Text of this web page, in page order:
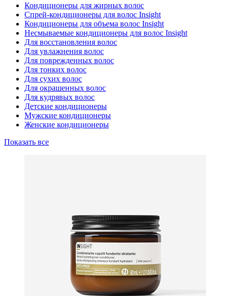
Кондиционеры для жирных волос
Спрей-кондиционеры для волос Insight
Кондиционеры для объема волос Insight
Несмываемые кондиционеры для волос Insight
Для восстановления волос
Для увлажнения волос
Для поврежденных волос
Для тонких волос
Для сухих волос
Для окрашенных волос
Для кудрявых волос
Детские кондиционеры
Мужские кондиционеры
Женские кондиционеры
Показать все